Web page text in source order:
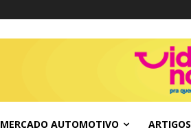
MERCADO AUTOMOTIVO ARTIGOS